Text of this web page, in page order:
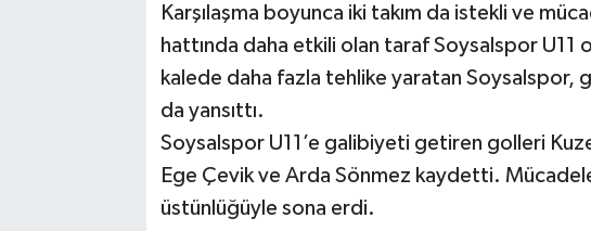
Karşılaşma boyunca iki takım da istekli ve
hattında daha etkili olan taraf Soysalspor
kalede daha fazla tehlike yaratan Soysalspor,
da yansıttı.
Soysalspor U11’e galibiyeti getiren golleri
Ege Çevik ve Arda Sönmez kaydetti.
üstünlüğüyle sona erdi.